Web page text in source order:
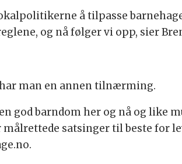
å tilpasse
og nå følger vi opp, sier
har man en annen tilnærming.
god barndom her og nå og like
satsinger til beste for